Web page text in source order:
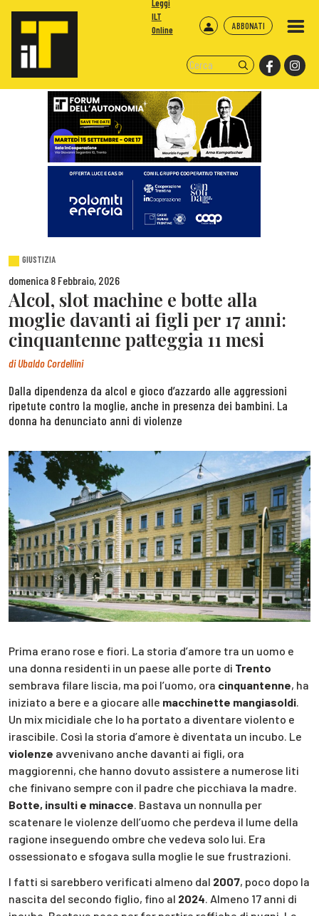
ABBONATI
Leggi
ILT
Online
GIUSTIZIA
domenica 8 Febbraio, 2026
Alcol, slot machine e botte alla
moglie davanti ai figli per 17 anni:
cinquantenne patteggia 11 mesi
diUbaldo Cordellini
Dalla dipendenza da alcol e gioco d’azzardo alle aggressioni
ripetute contro la moglie, anche in presenza dei bambini. La
donna ha denunciato anni di violenze
Prima erano rose e fiori. La storia d’amore tra un uomo e
una donna residenti in un paese alle porte di Trento
sembrava filare liscia, ma poi l’uomo, ora cinquantenne, ha
iniziato a bere e a giocare alle macchinette mangiasoldi
Un mix micidiale che lo ha portato a diventare violento e
irascibile. Così la storia d’amore è diventata un incubo. Le
violenze avvenivano anche davanti ai figli, ora
maggiorenni, che hanno dovuto assistere a numerose liti
che finivano sempre con il padre che picchiava la madre.
Botte, insulti e minacce . Bastava un nonnulla per
scatenare le violenze dell’uomo che perdeva il lume della
ragione inseguendo ombre che vedeva solo lui. Era
ossessionato e sfogava sulla moglie le sue frustrazioni.
I fatti si sarebbero verificati almeno dal 2007, poco dopo la
nascita del secondo figlio, fino al 2024. Almeno 17 anni di